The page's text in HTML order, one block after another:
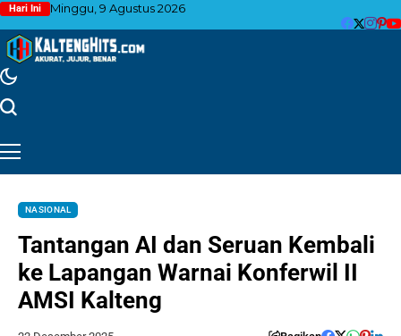
Hari Ini Minggu, 9 Agustus 2026
NASIONAL
Tantangan AI dan Seruan Kembali
ke Lapangan Warnai Konferwil II
AMSI Kalteng